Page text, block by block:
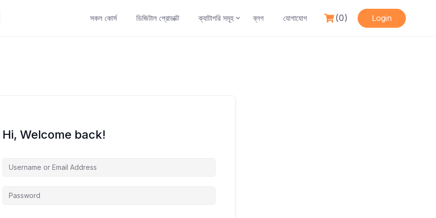
সকল কোর্স ডিজিটাল প্রোডাক্ট ক্যাটাগরি সমূহ ব্লগ যোগাযোগ (0) Login
Hi, Welcome back!